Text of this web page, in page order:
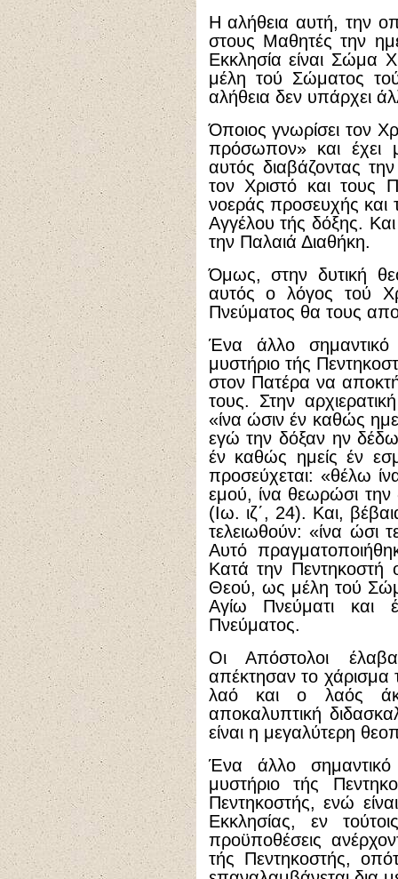
Η αλήθεια αυτή, την
στους Μαθητές την
Εκκλησία είναι Σώμα
μέλη τού Σώματος
αλήθεια δεν υπάρχει
Όποιος γνωρίσει τον
πρόσωπον» και έχει
αυτός διαβάζοντας
τον Χριστό και τους
νοεράς προσευχής και
Αγγέλου τής δόξης.
την Παλαιά Διαθήκη.
Όμως, στην δυτική
αυτός ο λόγος τού
Πνεύματος θα τους
Ένα άλλο
μυστήριο τής
στον Πατέρα να
τους. Στην
«ίνα ώσιν έν καθώς
εγώ την δόξαν ην
έν καθώς ημείς έν
προσεύχεται: «θέλω
εμού, ίνα θεωρώσι
(Ιω. ιζ΄, 24). Και,
τελειωθούν: «ίνα ώσι
Αυτό
Κατά την Πεντηκοστή
Θεού, ως μέλη τού
Αγίω Πνεύματι και
Πνεύματος.
Οι Απόστολοι
απέκτησαν το χάρισμα
λαό και ο λαός
αποκαλυπτική
είναι η μεγαλύτερη
Ένα άλλο
μυστήριο τής
Πεντηκοστής, ενώ
Εκκλησίας, εν
προϋποθέσεις
τής Πεντηκοστής,